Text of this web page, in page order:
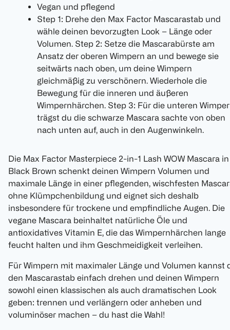
Vegan und pflegend
Step 1: Drehe den Max Factor Mascarastab und
wähle deinen bevorzugten Look – Länge oder
Volumen. Step 2: Setze die Mascarabürste am
Ansatz der oberen Wimpern an und bewege sie
seitwärts nach oben, um deine Wimpern
gleichmäßig zu verschönern. Wiederhole die
Bewegung für die inneren und äußeren
Wimpernhärchen. Step 3: Für die unteren
trägst du die schwarze Mascara sachte von oben
nach unten auf, auch in den Augenwinkeln.
Die Max Factor Masterpiece 2-in-1 Lash WOW Mascara in
Black Brown schenkt deinen Wimpern Volumen und
maximale Länge in einer pflegenden, wischfesten
ohne Klümpchenbildung und eignet sich deshalb
insbesondere für trockene und empfindliche Augen. Die
vegane Mascara beinhaltet natürliche Öle und
antioxidatives Vitamin E, die das Wimpernhärchen lange
feucht halten und ihm Geschmeidigkeit verleihen.
Für Wimpern mit maximaler Länge und Volumen kannst
den Mascarastab einfach drehen und deinen Wimpern
sowohl einen klassischen als auch dramatischen Look
geben: trennen und verlängern oder anheben und
voluminöser machen – du hast die Wahl!